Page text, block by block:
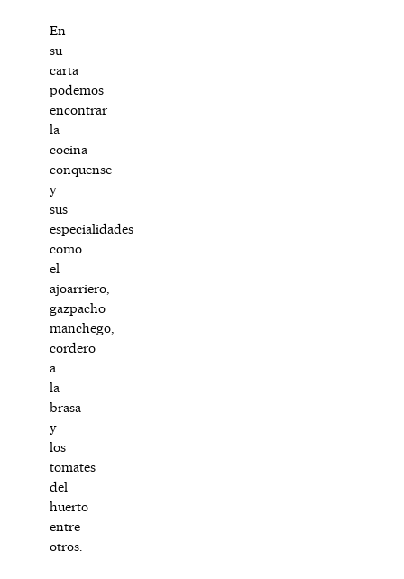
En
su
carta
podemos
encontrar
la
cocina
conquense
y
sus
especialidades
como
el
ajoarriero,
gazpacho
manchego,
cordero
a
la
brasa
y
los
tomates
del
huerto
entre
otros.